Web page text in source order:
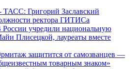
ТАСС: Григорий Заславский
ректора ГИТИСа
России учредили национальную
Плисецкой, лауреаты вместе
защитится от самозванцев —
товарным знаком»